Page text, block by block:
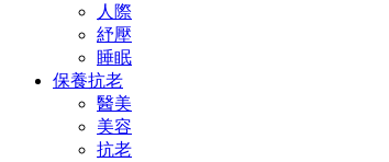
人際
紓壓
睡眠
保養抗老
醫美
美容
抗老